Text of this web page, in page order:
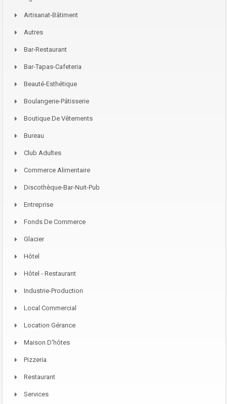
Artisanat-Bâtiment
Autres
Bar-Restaurant
Bar-Tapas-Cafeteria
Beauté-Esthétique
Boulangerie-Pâtisserie
Boutique De Vêtements
Bureau
Club Adultes
Commerce Alimentaire
Discothèque-Bar-Nuit-Pub
Entreprise
Fonds De Commerce
Glacier
Hôtel
Hôtel - Restaurant
Industrie-Production
Local Commercial
Location Gérance
Maison D'hôtes
Pizzeria
Restaurant
Services